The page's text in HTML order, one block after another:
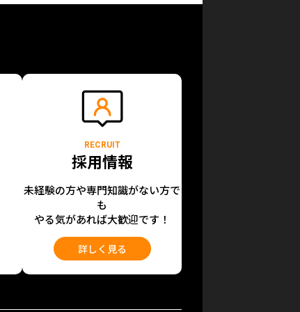
RECRUIT
採用情報
未経験の方や専門知識がない方で
も
やる気があれば大歓迎です！
詳しく見る